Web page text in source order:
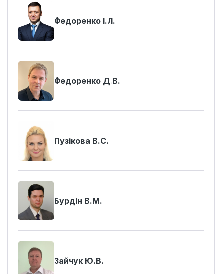
Федоренко І.Л.
Федоренко Д.В.
Пузікова В.С.
Бурдін В.М.
Зайчук Ю.В.